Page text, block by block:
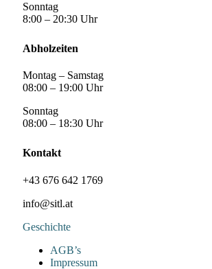
Sonntag
8:00 – 20:30 Uhr
Abholzeiten
Montag – Samstag
08:00 – 19:00 Uhr
Sonntag
08:00 – 18:30 Uhr
Kontakt
+43 676 642 1769
info@sitl.at
Geschichte
AGB’s
Impressum